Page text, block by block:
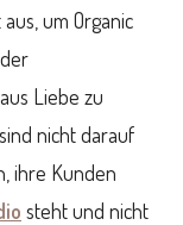
um Organic
Liebe zu
nicht darauf
ihre Kunden
steht und nicht